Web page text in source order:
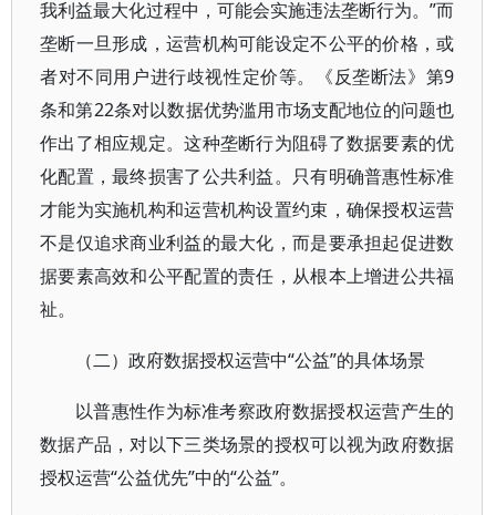
我利益最大化过程中，可能会实施违法垄断行为。”而
垄断一旦形成，运营机构可能设定不公平的价格，或
者对不同用户进行歧视性定价等。《反垄断法》第9
条和第22条对以数据优势滥用市场支配地位的问题也
作出了相应规定。这种垄断行为阻碍了数据要素的优
化配置，最终损害了公共利益。只有明确普惠性标准
才能为实施机构和运营机构设置约束，确保授权运营
不是仅追求商业利益的最大化，而是要承担起促进数
据要素高效和公平配置的责任，从根本上增进公共福
祉。
（二）政府数据授权运营中“公益”的具体场景
以普惠性作为标准考察政府数据授权运营产生的
数据产品，对以下三类场景的授权可以视为政府数据
授权运营“公益优先”中的“公益”。